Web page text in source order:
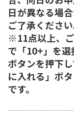
日が異なる場
ご了承ください
※11点以上、
で「10+」を選
ボタンを押下
に入れる」ボ
です。